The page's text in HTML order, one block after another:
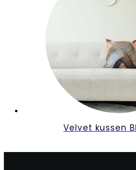
Velvet kussen